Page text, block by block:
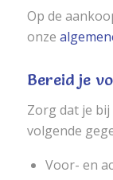
Op de
onze
Bereid je
Zorg dat je
volgende
Voor- en